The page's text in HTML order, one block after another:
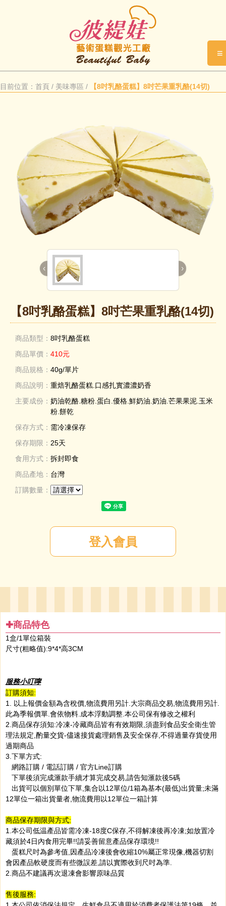
≡
目前位置： 首頁 / 美味專區 / 【8吋乳酪蛋糕】8吋芒果重乳酪(14切)
‹ ›
【8吋乳酪蛋糕】8吋芒果重乳酪(14切)
商品類型： 8吋乳酪蛋糕
商品單價： 410元
商品規格： 40g/單片
商品說明： 重焙乳酪蛋糕.口感扎實濃濃奶香
主要成份： 奶油乾酪.糖粉.蛋白.優格.鮮奶油.奶油.芒果果泥.玉米
粉.餅乾
保存方式： 需冷凍保存
保存期限： 25天
食用方式： 拆封即食
商品產地： 台灣
訂購數量：
✚商品特色
1盒/1單位箱裝
尺寸(粗略值):9*4*高3CM
服務小叮嚀
訂購須知:
1. 以上報價金額為含稅價,物流費用另計.大宗商品交易,物流費用另計.
此為季報價單.會依物料.成本浮動調整.本公司保有修改之權利
2.商品保存須知:冷凍-冷藏商品皆有有效期限,須盡到食品安全衛生管
理法規定,酌量交貨-儘速接貨處理銷售及安全保存,不得過量存貨使用
過期商品
3.下單方式:
網路訂購 / 電話訂購 / 官方Line訂購
下單後須完成滙款手續才算完成交易,請告知滙款後5碼
出貨可以個別單位下單,集合以12單位/1箱為基本(最低)出貨量;未滿
12單位一箱出貨量者,物流費用以12單位一箱計算
商品保存期限與方式:
1.本公司低温產品皆需冷凍-18度C保存,不得解凍後再冷凍;如放置冷
藏須於4日內食用完畢!!請妥善留意產品保存環境!!
蛋糕尺吋為參考值,因產品冷凍後會收縮10%屬正常現像,機器切割
會因產品軟硬度而有些微誤差,請以實際收到尺吋為準.
2.商品不建議再次退凍會影響原味品質
售後服務: